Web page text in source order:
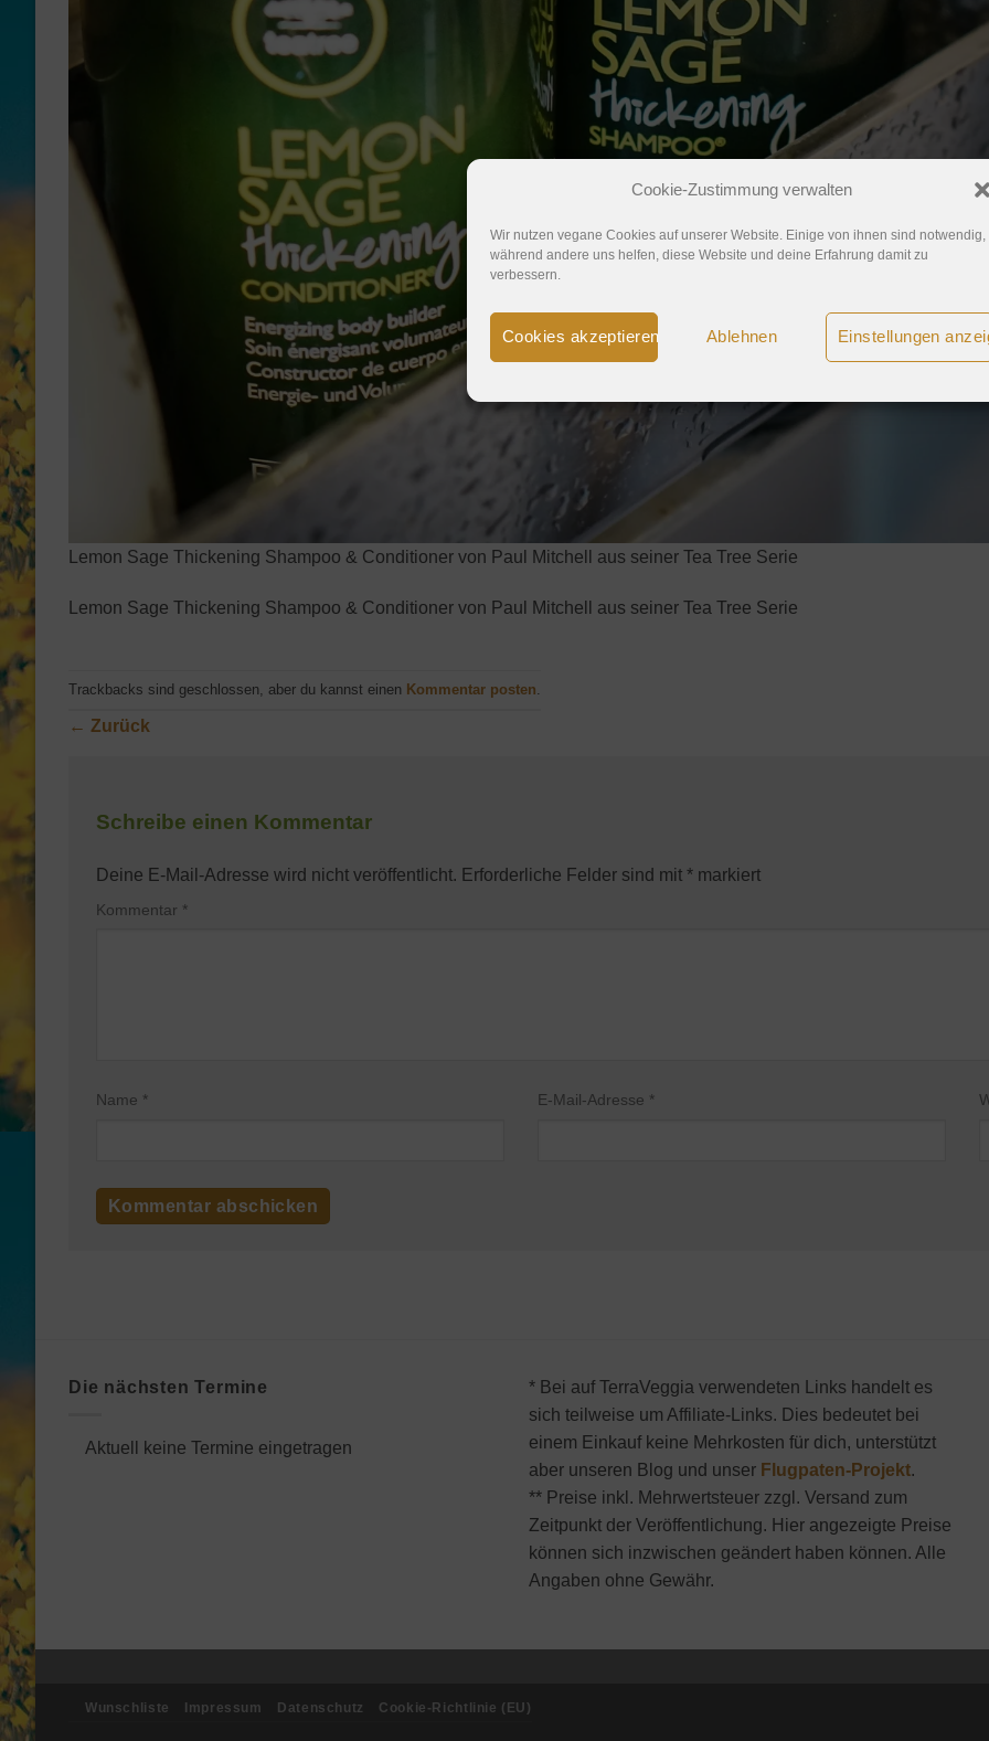
Cookie-Zustimmung verwalten
Wir nutzen vegane Cookies auf unserer Website. Einige von ihnen sind notwendig,
während andere uns helfen, diese Website und deine Erfahrung damit zu
verbessern.
Cookies akzeptieren Ablehnen Einstellungen
Lemon Sage Thickening Shampoo & Conditioner von Paul Mitchell aus seiner Tea Tree Serie
Lemon Sage Thickening Shampoo & Conditioner von Paul Mitchell aus seiner Tea Tree Serie
Trackbacks sind geschlossen, aber du kannst einen Kommentar posten
← Zurück
Schreibe einen Kommentar
Deine E-Mail-Adresse wird nicht veröffentlicht. Erforderliche Felder sind mit * markiert
Kommentar *
Name * E-Mail-Adresse *
Die nächsten Termine
Aktuell keine Termine eingetragen
* Bei auf TerraVeggia verwendeten Links handelt es
sich teilweise um Affiliate-Links. Dies bedeutet bei
einem Einkauf keine Mehrkosten für dich, unterstützt
aber unseren Blog und unser Flugpaten-Projekt.
** Preise inkl. Mehrwertsteuer zzgl. Versand zum
Zeitpunkt der Veröffentlichung. Hier angezeigte Preise
können sich inzwischen geändert haben können. Alle
Angaben ohne Gewähr.
Wunschliste Impressum Datenschutz Cookie-Richtlinie (EU)